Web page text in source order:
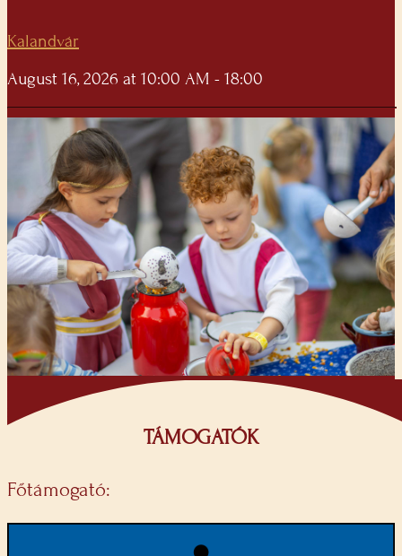
Kalandvár
August 16, 2026 at 10:00 AM - 18:00
TÁMOGATÓK
Főtámogató: